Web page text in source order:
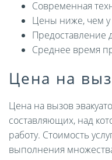
Современная
Цены ниже, чем у
Предоставление
Среднее время
Цена на
Цена на вызов
составляющих, над
работу. Стоимость
выполнения